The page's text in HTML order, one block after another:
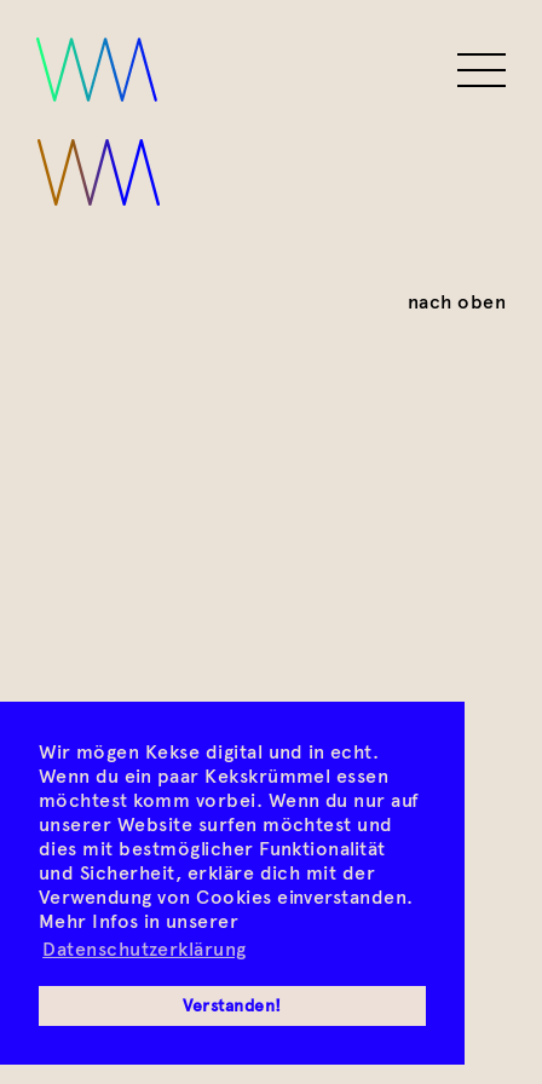
Wir mögen Kekse digital und in echt.
Wenn du ein paar Kekskrümmel essen
möchtest komm vorbei. Wenn du nur auf
unserer Website surfen möchtest und
dies mit bestmöglicher Funktionalität
und Sicherheit, erkläre dich mit der
Verwendung von Cookies einverstanden.
Mehr Infos in unserer
Datenschutzerklärung
Verstanden!
nach oben